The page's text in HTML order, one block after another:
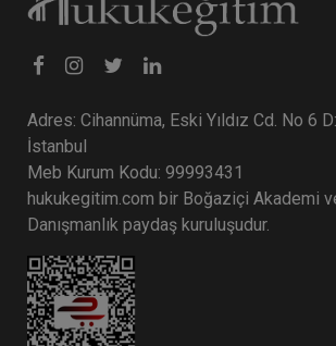
Adres: Cihannüma, Eski Yıldız Cd. No 6
İstanbul
Meb Kurum Kodu: 99993431
hukukegitim.com bir Boğaziçi Akademi
Danışmanlık paydaş kuruluşudur.